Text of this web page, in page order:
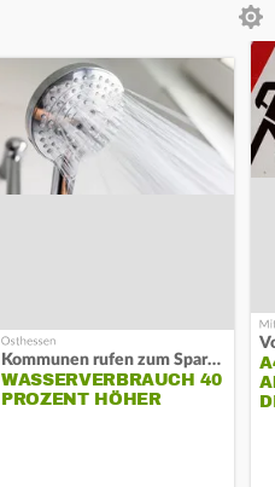
Kommunen rufen zum Sparen auf
WASSERVERBRAUCH 40
PROZENT HÖHER